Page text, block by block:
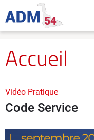
Accueil
Vidéo Pratique
Code Service